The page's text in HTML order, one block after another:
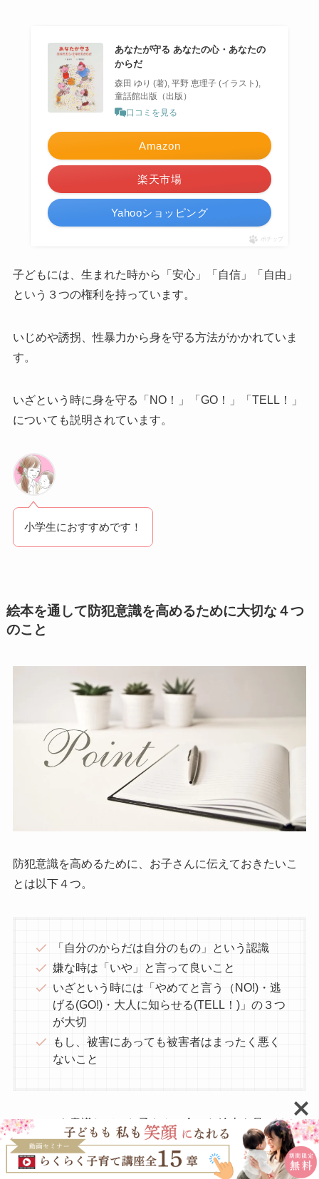
あなたが守る あなたの心・あなたの
からだ
森田 ゆり (著), 平野 恵理子 (イラスト), ‎
童話館出版（出版）
口コミを見る
Amazon
楽天市場
Yahooショッピング
ポチップ
子どもには、生まれた時から「安心」「自信」「自由」
という３つの権利を持っています。
いじめや誘拐、性暴力から身を守る方法がかかれていま
す。
いざという時に身を守る「NO！」「GO！」「TELL！」
についても説明されています。
小学生におすすめです！
絵本を通して防犯意識を高めるために大切な４つ
のこと
防犯意識を高めるために、お子さんに伝えておきたいこ
とは以下４つ。
「自分のからだは自分のもの」という認識
嫌な時は「いや」と言って良いこと
いざという時には「やめてと言う（NO!)・逃
げる(GO!)・大人に知らせる(TELL！)」の３つ
が大切
もし、被害にあっても被害者はまったく悪く
ないこと
この４つを意識して、お子さんに合った絵本を見つけて
みてください！